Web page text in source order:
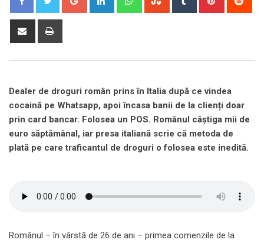
Share
Dealer de droguri român prins în Italia după ce vindea
cocaină pe Whatsapp, apoi încasa banii de la clienți doar
prin card bancar. Folosea un POS. Românul câștiga mii de
euro săptămânal, iar presa italiană scrie că metoda de
plată pe care traficantul de droguri o folosea este inedită.
Românul – în vârstă de 26 de ani – primea comenzile de la